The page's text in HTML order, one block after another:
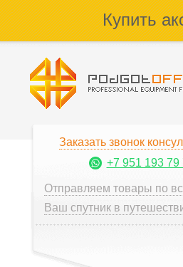
Купить
Заказать звонок
+7 951 193 79
Отправляем товары по
Ваш спутник в